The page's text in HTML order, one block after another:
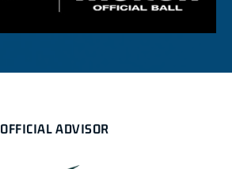
OFFICIAL ADVISOR